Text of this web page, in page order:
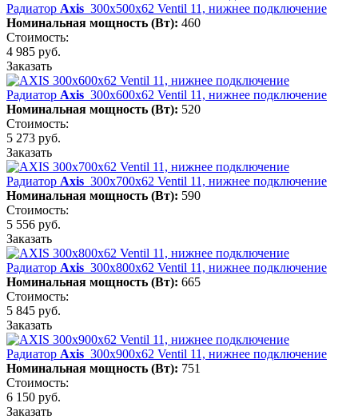
Радиатор Axis 300х500х62 Ventil 11, нижнее подключение
Номинальная мощность (Вт): 460
Стоимость:
4 985 руб.
Заказать
Радиатор Axis 300х600х62 Ventil 11, нижнее подключение
Номинальная мощность (Вт): 520
Стоимость:
5 273 руб.
Заказать
Радиатор Axis 300х700х62 Ventil 11, нижнее подключение
Номинальная мощность (Вт): 590
Стоимость:
5 556 руб.
Заказать
Радиатор Axis 300х800х62 Ventil 11, нижнее подключение
Номинальная мощность (Вт): 665
Стоимость:
5 845 руб.
Заказать
Радиатор Axis 300х900х62 Ventil 11, нижнее подключение
Номинальная мощность (Вт): 751
Стоимость:
6 150 руб.
Заказать